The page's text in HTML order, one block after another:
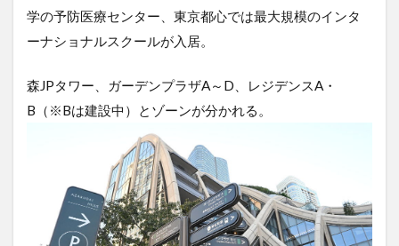
学の予防医療センター、東京都心では最大規模のインタ
ーナショナルスクールが入居。
森JPタワー、ガーデンプラザA～D、レジデンスA・
B（※Bは建設中）とゾーンが分かれる。